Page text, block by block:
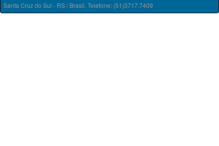
Santa Cruz do Sul - RS / Brasil. Telefone: (51)3717.7409